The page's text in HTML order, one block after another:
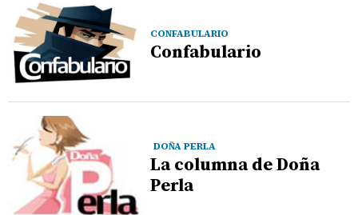
CONFABULARIO
Confabulario
DOÑA PERLA
La columna de Doña
Perla